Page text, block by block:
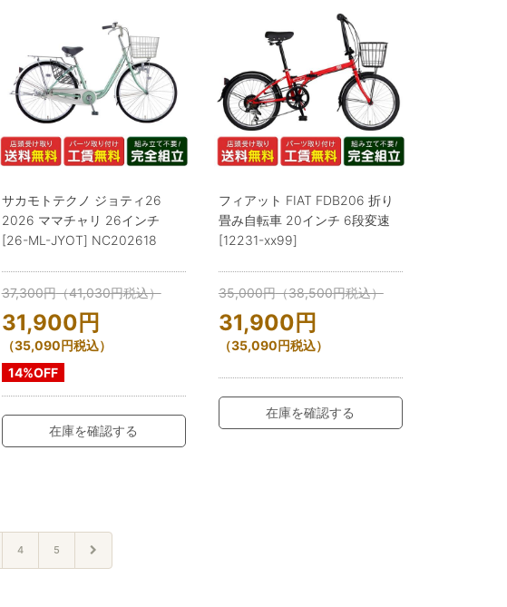
サカモトテクノ ジョティ26
2026 ママチャリ 26インチ
[26-ML-JYOT] NC202618
37,300円（41,030円税込）
31,900 円
（35,090円税込）
14%OFF
在庫を確認する
フィアット FIAT FDB206 折り
畳み自転車 20インチ 6段変速
[12231-xx99]
35,000円（38,500円税込）
31,900 円
（35,090円税込）
在庫を確認する
4 5